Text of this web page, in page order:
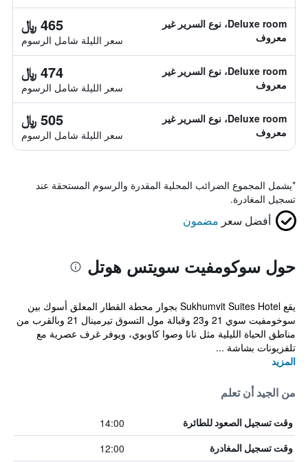
Deluxe room، نوع السرير غير
معروف
465 ﷼
سعر الليلة شامل الرسوم
Deluxe room، نوع السرير غير
معروف
474 ﷼
سعر الليلة شامل الرسوم
Deluxe room، نوع السرير غير
معروف
505 ﷼
سعر الليلة شامل الرسوم
*يشمل المجموع الضرائب المحلية المقدرة والرسوم المستحقة عند
تسجيل المغادرة.
أفضل سعر مضمون
حول سوكومفيت سويتس هوتل
يقع Sukhumvit Suites Hotel بجوار محطة القطار المعلق أسوك بين
سوخومفيت سوي 21 و23 وقبالة مول التسوق تيرمينال 21 وبالقرب من
مناطق الحياة الليلية مثل نانا وصوا كاوبوي، ويوفر غرف عصرية مع
تلفزيونات بشاشة ...
المزيد
من الجيد أن تعلم
وقت تسجيل الصعود للطائرة 14:00
وقت تسجيل المغادرة 12:00